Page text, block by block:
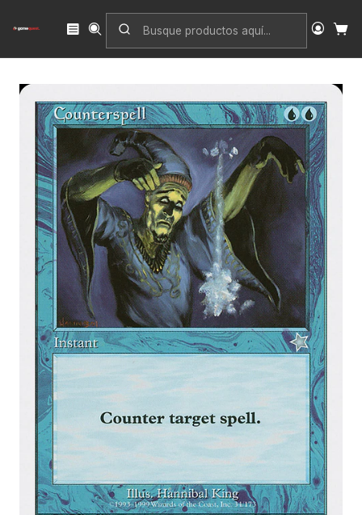
Singles Magic: The Gathering
Starter 1999
Counterspell (Retro Frame) | Inglés | NM | S99